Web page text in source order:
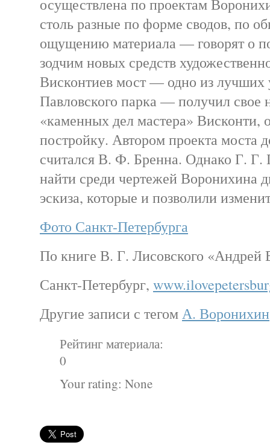
осуществлена по проектам
столь разные по форме сводов, по
ощущению материала — говорят о
зодчим новых средств
Висконтиев мост — одно из
Павловского парка — получил свое
«каменных дел мастера» Висконти,
постройку. Автором проекта моста
считался В. Ф. Бренна. Однако Г. Г.
найти среди чертежей Воронихина
эскиза, которые и позволили
Фото Санкт-Петербурга
По книге В. Г. Лисовского «Андрей
Санкт-Петербург,
Другие записи с тегомА. Воронихин
Рейтинг материала:
0
Your rating: None